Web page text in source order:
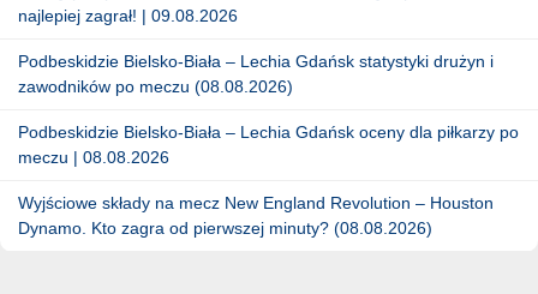
najlepiej zagrał! | 09.08.2026
Podbeskidzie Bielsko-Biała – Lechia Gdańsk statystyki drużyn i
zawodników po meczu (08.08.2026)
Podbeskidzie Bielsko-Biała – Lechia Gdańsk oceny dla piłkarzy po
meczu | 08.08.2026
Wyjściowe składy na mecz New England Revolution – Houston
Dynamo. Kto zagra od pierwszej minuty? (08.08.2026)